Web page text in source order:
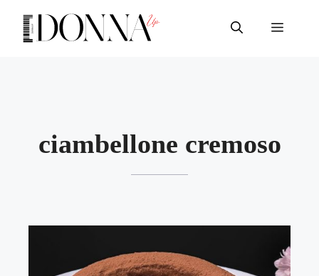
contenuto
Menu
ciambellone cremoso